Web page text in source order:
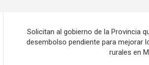
Solicitan al gobierno de la Provincia
desembolso pendiente para mejorar
rurales en